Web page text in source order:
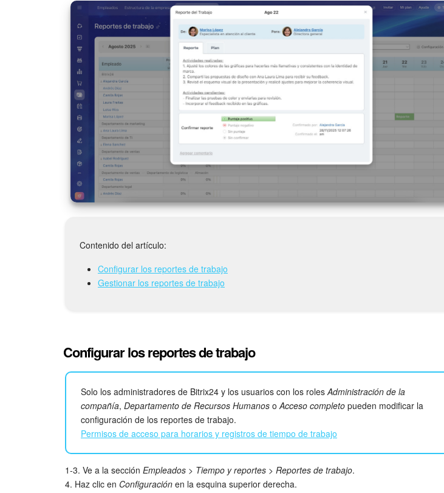
Contenido del artículo:
Configurar los reportes de trabajo
Gestionar los reportes de trabajo
Configurar los reportes de trabajo
Solo los administradores de Bitrix24 y los usuarios con los rolesAdministración de la
compañía, Departamento de Recursos Humanos oAcceso completo pueden modificar la
configuración de los reportes de trabajo.
Permisos de acceso para horarios y registros de tiempo de trabajo
1-3. Ve a la sección Empleados > Tiempo y reportes > Reportes de trabajo.
4. Haz clic en Configuración en la esquina superior derecha.